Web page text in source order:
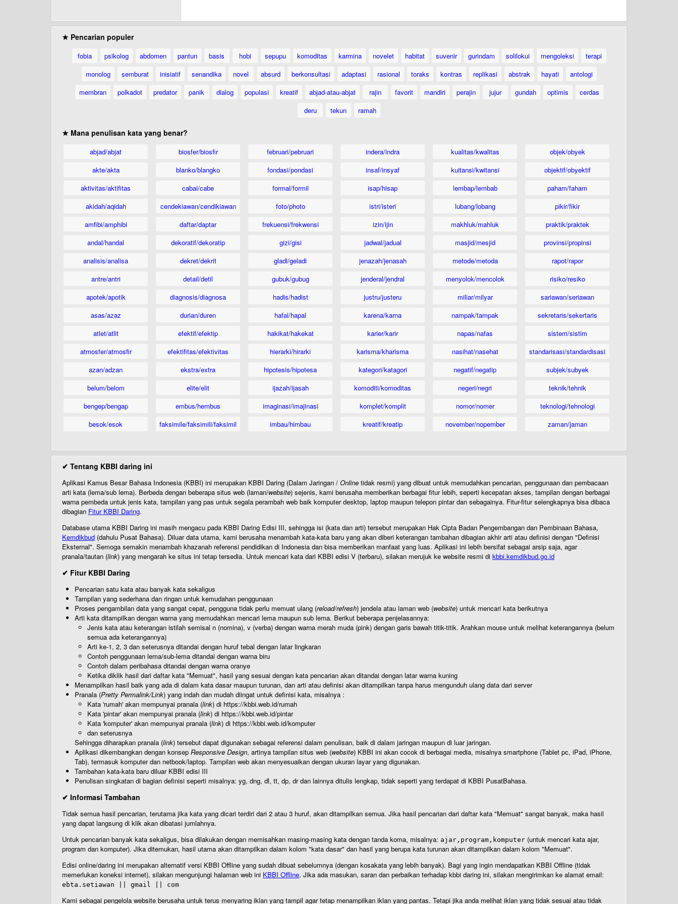
★ Pencarian populer
fobia psikolog abdomen pantun basis hobi sepupu komoditas karmina novelet habitat suvenir gurindam solilokui mengoleksi
terapi
monolog
semburat inisiatif senandika novel absurd berkonsultasi adaptasi rasional toraks kontras replikasi abstrak hayati
antologi
membran
polkadot predator panik dialog populasi kreatif abjad-atau-abjat rajin favorit mandiri perajin jujur gundah optimis
cerdas
deru
tekun ramah
★ Mana penulisan kata yang benar?
abjad/abjat
akte/akta
aktivitas/aktifitas
akidah/aqidah
amfibi/amphibi
andal/handal
analisis/analisa
antre/antri
apotek/apotik
asas/azaz
atlet/atlit
atmosfer/atmosfir
azan/adzan
belum/belom
bengep/bengap
besok/esok
biosfer/biosfir
blanko/blangko
cabai/cabe
cendekiawan/cendikiawan
daftar/daptar
dekoratif/dekoratip
dekret/dekrit
detail/detil
diagnosis/diagnosa
durian/duren
efektif/efektip
efektifitas/efektivitas
ekstra/extra
elite/elit
embus/hembus
faksimile/faksimili/faksimil
februari/pebruari
fondasi/pondasi
formal/formil
foto/photo
frekuensi/frekwensi
gizi/gisi
gladi/geladi
gubuk/gubug
hadis/hadist
hafal/hapal
hakikat/hakekat
hierarki/hirarki
hipotesis/hipotesa
ijazah/ijasah
imaginasi/imajinasi
imbau/himbau
indera/indra
insaf/insyaf
isap/hisap
istri/isteri
izin/ijin
jadwal/jadual
jenazah/jenasah
jenderal/jendral
justru/justeru
karena/karna
karier/karir
karisma/kharisma
kategori/katagori
komoditi/komoditas
komplet/komplit
kreatif/kreatip
kualitas/kwalitas
kuitansi/kwitansi
lembap/lembab
lubang/lobang
makhluk/mahluk
masjid/mesjid
metode/metoda
menyolok/mencolok
miliar/milyar
nampak/tampak
napas/nafas
nasihat/nasehat
negatif/negatip
negeri/negri
nomor/nomer
november/nopember
objek/obyek
objektif/obyektif
paham/faham
pikir/fikir
praktik/praktek
provinsi/propinsi
rapot/rapor
risiko/resiko
sariawan/seriawan
sekretaris/sekertaris
sistem/sistim
standarisasi/standardisasi
subjek/subyek
teknik/tehnik
teknologi/tehnologi
zaman/jaman
✔ Tentang KBBI daring ini
Aplikasi Kamus Besar Bahasa Indonesia (KBBI) ini merupakan KBBI Daring (Dalam Jaringan / Online tidak resmi) yang dibuat untuk memudahkan pencarian, penggunaan dan pembacaan
arti kata (lema/sub lema). Berbeda dengan beberapa situs web (laman/website) sejenis, kami berusaha memberikan berbagai fitur lebih, seperti kecepatan akses, tampilan dengan berbagai
warna pembeda untuk jenis kata, tampilan yang pas untuk segala perambah web baik komputer desktop, laptop maupun telepon pintar dan sebagainya. Fitur-fitur selengkapnya bisa dibaca
dibagian Fitur KBBI Daring.
Database utama KBBI Daring ini masih mengacu pada KBBI Daring Edisi III, sehingga isi (kata dan arti) tersebut merupakan Hak Cipta Badan Pengembangan dan Pembinaan Bahasa,
Kemdikbud (dahulu Pusat Bahasa). Diluar data utama, kami berusaha menambah kata-kata baru yang akan diberi keterangan tambahan dibagian akhir arti atau definisi dengan "Definisi
Eksternal". Semoga semakin menambah khazanah referensi pendidikan di Indonesia dan bisa memberikan manfaat yang luas. Aplikasi ini lebih bersifat sebagai arsip saja, agar
pranala/tautan (link) yang mengarah ke situs ini tetap tersedia. Untuk mencari kata dari KBBI edisi V (terbaru), silakan merujuk ke website resmi di kbbi.kemdikbud.go.id
✔ Fitur KBBI Daring
Pencarian satu kata atau banyak kata sekaligus
Tampilan yang sederhana dan ringan untuk kemudahan penggunaan
Proses pengambilan data yang sangat cepat, pengguna tidak perlu memuat ulang (reload/refresh) jendela atau laman web (website) untuk mencari kata berikutnya
Arti kata ditampilkan dengan warna yang memudahkan mencari lema maupun sub lema. Berikut beberapa penjelasannya:
Jenis kata atau keterangan istilah semisal n (nomina), v (verba) dengan warna merah muda (pink) dengan garis bawah titik-titik. Arahkan mouse untuk melihat keterangannya (belum
semua ada keterangannya)
Arti ke-1, 2, 3 dan seterusnya ditandai dengan huruf tebal dengan latar lingkaran
Contoh penggunaan lema/sub-lema ditandai dengan warna biru
Contoh dalam peribahasa ditandai dengan warna oranye
Ketika diklik hasil dari daftar kata "Memuat", hasil yang sesuai dengan kata pencarian akan ditandai dengan latar warna kuning
Menampilkan hasil baik yang ada di dalam kata dasar maupun turunan, dan arti atau definisi akan ditampilkan tanpa harus mengunduh ulang data dari server
Pranala (Pretty Permalink/Link) yang indah dan mudah diingat untuk definisi kata, misalnya :
Kata 'rumah' akan mempunyai pranala (link) di https://kbbi.web.id/rumah
Kata 'pintar' akan mempunyai pranala (link) di https://kbbi.web.id/pintar
Kata 'komputer' akan mempunyai pranala (link) di https://kbbi.web.id/komputer
dan seterusnya
Sehingga diharapkan pranala (link) tersebut dapat digunakan sebagai referensi dalam penulisan, baik di dalam jaringan maupun di luar jaringan.
Aplikasi dikembangkan dengan konsep Responsive Design, artinya tampilan situs web (website) KBBI ini akan cocok di berbagai media, misalnya smartphone (Tablet pc, iPad, iPhone,
Tab), termasuk komputer dan netbook/laptop. Tampilan web akan menyesuaikan dengan ukuran layar yang digunakan.
Tambahan kata-kata baru diluar KBBI edisi III
Penulisan singkatan di bagian definisi seperti misalnya: yg, dng, dl, tt, dp, dr dan lainnya ditulis lengkap, tidak seperti yang terdapat di KBBI PusatBahasa.
✔ Informasi Tambahan
Tidak semua hasil pencarian, terutama jika kata yang dicari terdiri dari 2 atau 3 huruf, akan ditampilkan semua. Jika hasil pencarian dari daftar kata "Memuat" sangat banyak, maka hasil
yang dapat langsung di klik akan dibatasi jumlahnya.
Untuk pencarian banyak kata sekaligus, bisa dilakukan dengan memisahkan masing-masing kata dengan tanda koma, misalnya: ajar,program,komputer (untuk mencari kata ajar,
program dan komputer). Jika ditemukan, hasil utama akan ditampilkan dalam kolom "kata dasar" dan hasil yang berupa kata turunan akan ditampilkan dalam kolom "Memuat".
Edisi online/daring ini merupakan alternatif versi KBBI Offline yang sudah dibuat sebelumnya (dengan kosakata yang lebih banyak). Bagi yang ingin mendapatkan KBBI Offline (tidak
memerlukan koneksi internet), silakan mengunjungi halaman web ini KBBI Offline. Jika ada masukan, saran dan perbaikan terhadap kbbi daring ini, silakan mengirimkan ke alamat email:
ebta.setiawan || gmail || com
Kami sebagai pengelola website berusaha untuk terus menyaring iklan yang tampil agar tetap menampilkan iklan yang pantas. Tetapi jika anda melihat iklan yang tidak sesuai atau tidak